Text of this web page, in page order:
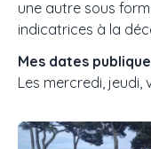
une autre sous
indicatrices à la
Mes dates
Les mercredi, jeudi,